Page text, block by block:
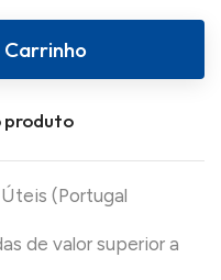
produto
Úteis (Portugal
de valor superior a